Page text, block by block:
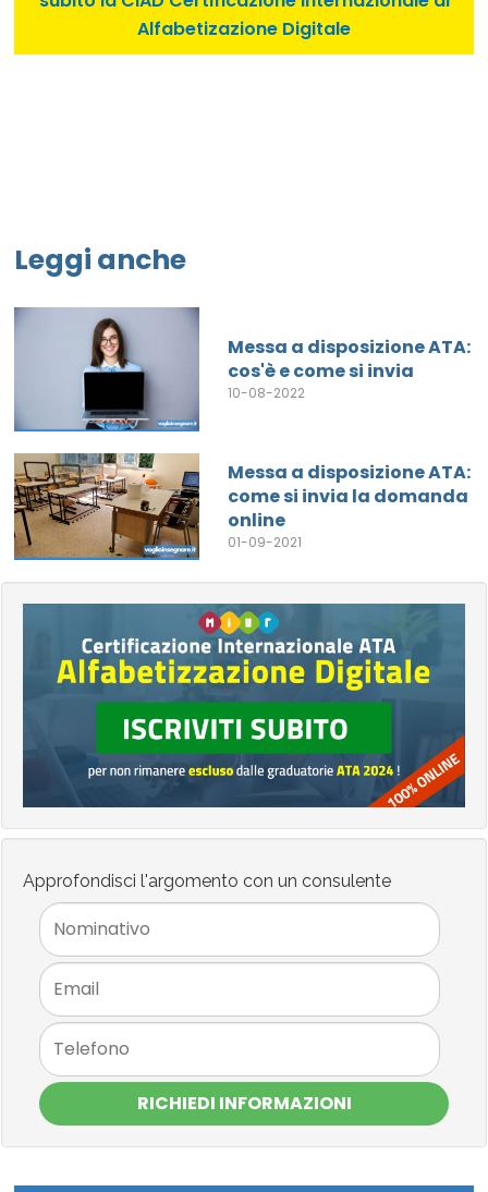
Alfabetizazione Digitale
Leggi anche
Messa a disposizione ATA:
cos'è e come si invia
10-08-2022
Messa a disposizione ATA:
come si invia la domanda
online
01-09-2021
Approfondisci l'argomento con un consulente
RICHIEDI INFORMAZIONI